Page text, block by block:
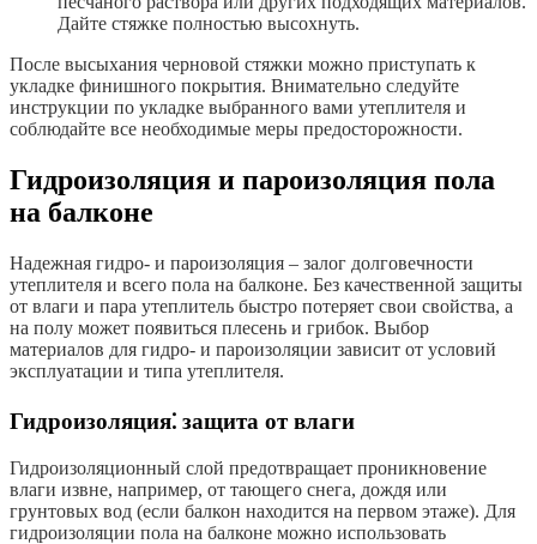
Дайте стяжке полностью высохнуть.
После высыхания черновой стяжки можно приступать к
укладке финишного покрытия. Внимательно следуйте
инструкции по укладке выбранного вами утеплителя и
соблюдайте все необходимые меры предосторожности.
Гидроизоляция и пароизоляция пола
на балконе
Надежная гидро- и пароизоляция – залог долговечности
утеплителя и всего пола на балконе. Без качественной защиты
от влаги и пара утеплитель быстро потеряет свои свойства, а
на полу может появиться плесень и грибок. Выбор
материалов для гидро- и пароизоляции зависит от условий
эксплуатации и типа утеплителя.
Гидроизоляция⁚ защита от влаги
Гидроизоляционный слой предотвращает проникновение
влаги извне, например, от тающего снега, дождя или
грунтовых вод (если балкон находится на первом этаже). Для
гидроизоляции пола на балконе можно использовать